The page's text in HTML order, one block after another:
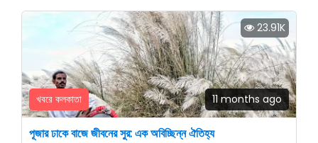
23.91K
খবরে কলকাতা 11 months ago
পূজার ঢাকে বাজে জীবনের সুর: এক অবিচ্ছিন্ন ঐতিহ্য